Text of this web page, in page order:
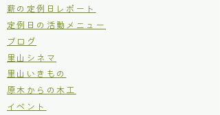
薪の定例日レポート
定例日の活動メニュー
ブログ
里山シネマ
里山いきもの
原木からの木工
イベント